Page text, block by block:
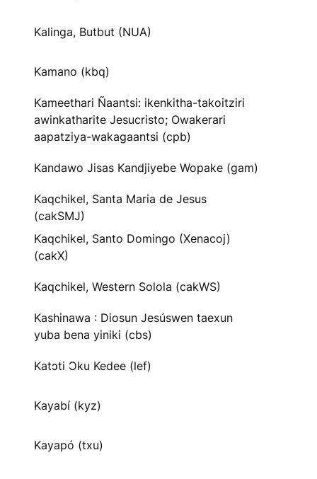
Kalinga, Butbut (NUA)
Kamano (kbq)
Kameethari Ñaantsi: ikenkitha-takoitziri
awinkatharite Jesucristo; Owakerari
aapatziya-wakagaantsi (cpb)
Kandawo Jisas Kandjiyebe Wopake (gam)
Kaqchikel, Santa Maria de Jesus
(cakSMJ)
Kaqchikel, Santo Domingo (Xenacoj)
(cakX)
Kaqchikel, Western Solola (cakWS)
Kashinawa : Diosun Jesúswen taexun
yuba bena yiniki (cbs)
Katɔti Ɔku Kedee (lef)
Kayabí (kyz)
Kayapó (txu)